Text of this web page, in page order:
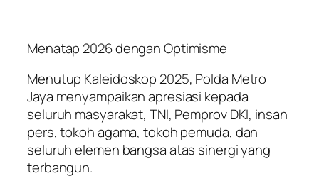
Menatap 2026 dengan Optimisme
Menutup Kaleidoskop 2025, Polda Metro
Jaya menyampaikan apresiasi kepada
seluruh masyarakat, TNI, Pemprov DKI, insan
pers, tokoh agama, tokoh pemuda, dan
seluruh elemen bangsa atas sinergi yang
terbangun.